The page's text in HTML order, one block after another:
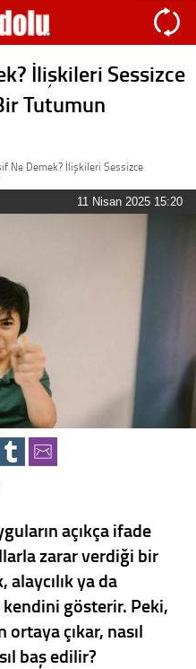
İlişkileri Sessizce
Tutumun
Ne Demek? İlişkileri Sessizce
11 Nisan 2025 15:20
açıkça ifade
zarar verdiği bir
ya da
gösterir. Peki,
çıkar, nasıl
baş edilir?